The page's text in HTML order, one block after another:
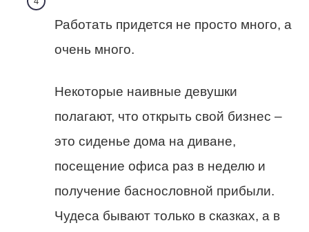
Работать придется не просто много, а
очень много.
Некоторые наивные девушки
полагают, что открыть свой бизнес –
это сиденье дома на диване,
посещение офиса раз в неделю и
получение баснословной прибыли.
Чудеса бывают только в сказках, а в